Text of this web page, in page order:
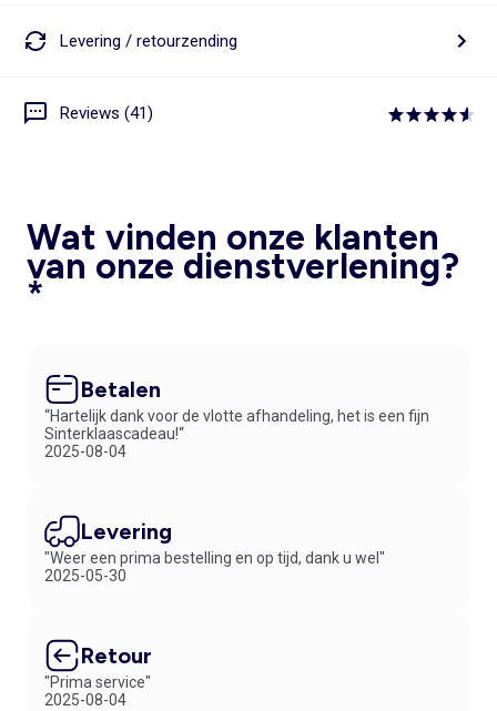
Levering / retourzending
Reviews (41)
Wat vinden onze klanten
van onze dienstverlening?
*
Betalen
“Hartelijk dank voor de vlotte afhandeling, het is een fijn
Sinterklaascadeau!“
2025-08-04
Levering
"Weer een prima bestelling en op tijd, dank u wel"
2025-05-30
Retour
"Prima service"
2025-08-04